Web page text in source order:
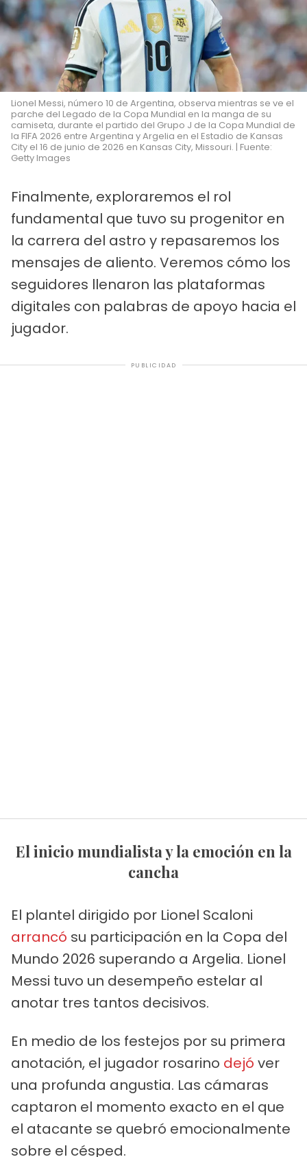
Lionel Messi, número 10 de Argentina, observa mientras se ve el
parche del Legado de la Copa Mundial en la manga de su
camiseta, durante el partido del Grupo J de la Copa Mundial de
la FIFA 2026 entre Argentina y Argelia en el Estadio de Kansas
City el 16 de junio de 2026 en Kansas City, Missouri. | Fuente:
Getty Images
Finalmente, exploraremos el rol
fundamental que tuvo su progenitor en
la carrera del astro y repasaremos los
mensajes de aliento. Veremos cómo los
seguidores llenaron las plataformas
digitales con palabras de apoyo hacia el
jugador.
PUBLICIDAD
El inicio mundialista y la emoción en la
cancha
El plantel dirigido por Lionel Scaloni
arrancó su participación en la Copa del
Mundo 2026 superando a Argelia. Lionel
Messi tuvo un desempeño estelar al
anotar tres tantos decisivos.
En medio de los festejos por su primera
anotación, el jugador rosarino dejó ver
una profunda angustia. Las cámaras
captaron el momento exacto en el que
el atacante se quebró emocionalmente
sobre el césped.